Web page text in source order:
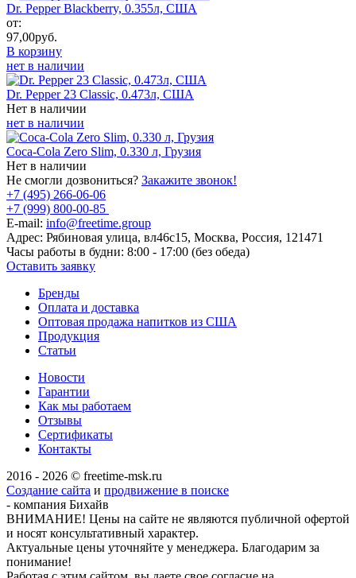
Dr. Pepper Blackberry, 0.355л, США
от:
97,00руб.
В корзину
нет в наличии
Dr. Pepper 23 Classic, 0.473л, США
Нет в наличии
нет в наличии
Coca-Cola Zero Slim, 0.330 л, Грузия
Нет в наличии
Не смогли дозвониться? Закажите звонок!
+7 (495) 266-06-06
+7 (999) 800-00-85
E-mail: info@freetime.group
Адрес: Рябиновая улица, вл46с15, Москва, Россия, 121471
Часы работы в будни: 8:00 - 17:00 (без обеда)
Оставить заявку
Бренды
Оплата и доставка
Оптовая продажа напитков из США
Продукция
Статьи
Новости
Гарантии
Как мы работаем
Отзывы
Сертификаты
Контакты
2016 - 2026 © freetime-msk.ru
Создание сайта и продвижение в поиске
- компания Бихайв
ВНИМАНИЕ! Цены на сайте не являются публичной офертой
и носят консультативный характер.
Актуальные цены уточняйте у менеджера. Благодарим за
понимание!